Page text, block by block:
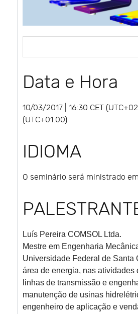
Data e Hora
10/03/2017 | 16:30 CET
(UTC+01:00)
IDIOMA
O seminário será ministrado
Luís Pereira COMSOL Ltda.
Mestre em Engenharia
Universidade Federal de Santa
área de energia, nas atividades
linhas de transmissão e
manutenção de usinas
engenheiro de aplicação e